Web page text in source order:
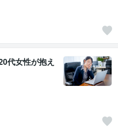
代女性が抱え